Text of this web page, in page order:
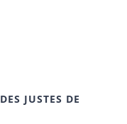
JUSTES DE